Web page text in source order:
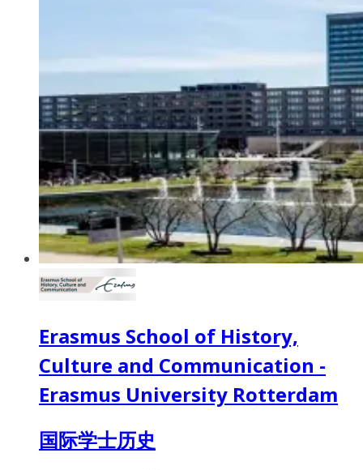
Erasmus School of History,
Culture and Communication -
Erasmus University Rotterdam
国际学士历史